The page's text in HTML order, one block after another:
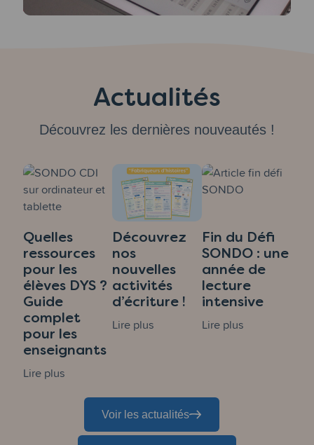
Actualités
Découvrez les dernières nouveautés !
Quelles
ressources
pour les
élèves DYS ?
Guide
complet
pour les
enseignants
Lire plus
Découvrez
nos
nouvelles
activités
d’écriture !
Lire plus
Fin du Défi
SONDO : une
année de
lecture
intensive
Lire plus
Voir les actualités